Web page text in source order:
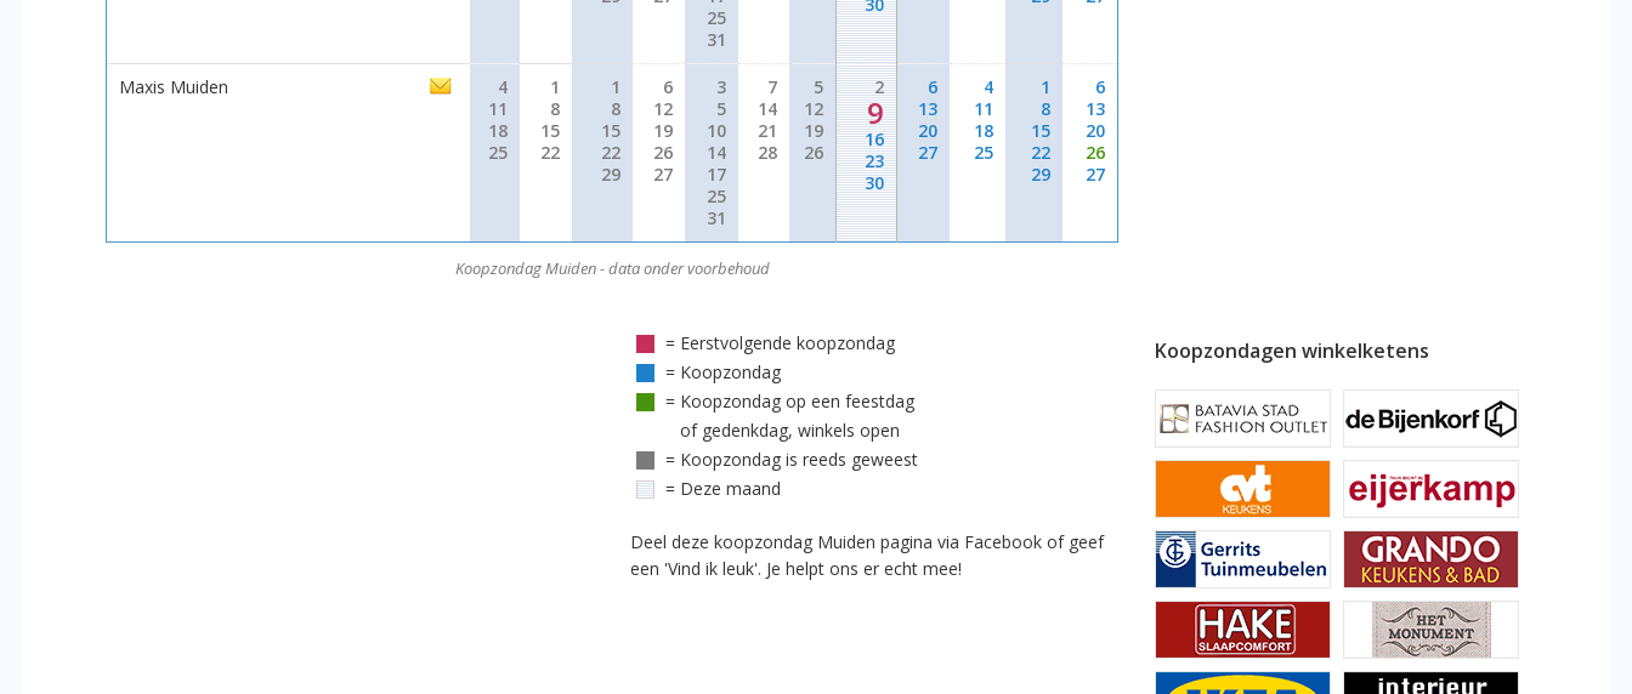
Koopzondag Muiden - data onder voorbehoud
25
31
Maxis Muiden
4
11
18
25
1
8
15
22
1
8
15
22
29
6
12
19
26
27
3
5
10
14
17
25
31
7
14
21
28
5
12
19
26
2
9
16
23
30
6
13
20
27
4
11
18
25
1
8
15
22
29
6
13
20
26
27
= Eerstvolgende koopzondag
= Koopzondag
= Koopzondag op een feestdag
of gedenkdag, winkels open
= Koopzondag is reeds geweest
= Deze maand
Deel deze koopzondag Muiden pagina via Facebook of geef
een 'Vind ik leuk'. Je helpt ons er echt mee!
Koopzondagen winkelketens